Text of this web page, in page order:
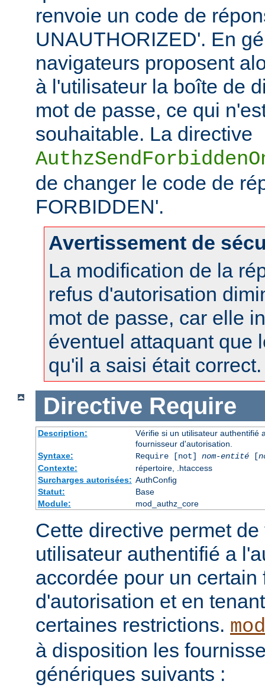
renvoie un code de
UNAUTHORIZED'. En
navigateurs proposent
à l'utilisateur la boîte de
mot de passe, ce qui
souhaitable. La directive
de changer le code de
FORBIDDEN'.
Avertissement de
La modification de la
refus d'autorisation
mot de passe, car elle
éventuel attaquant que
qu'il a saisi était correct.
Directive Require
Description:
Vérifie si un utilisateur authentifié
fournisseur d'autorisation.
Syntaxe:
Require [not] nom-entité[
Contexte:
répertoire, .htaccess
Surcharges autorisées: AuthConfig
Statut:
Base
Module:
mod_authz_core
Cette directive permet
utilisateur authentifié a
accordée pour un certain
d'autorisation et en
certaines restrictions.
à disposition les
génériques suivants :